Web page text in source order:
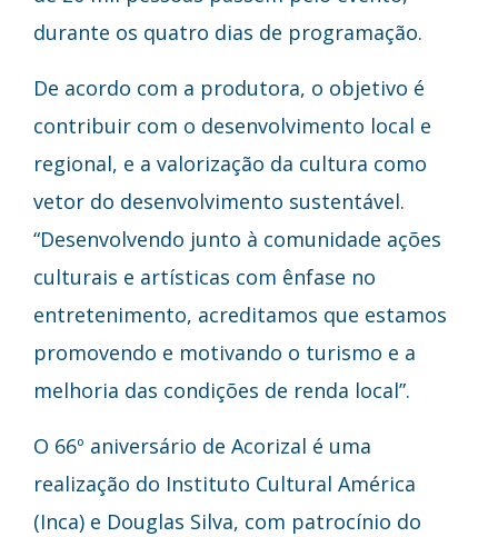
durante os quatro dias de programação.
De acordo com a produtora, o objetivo é
contribuir com o desenvolvimento local e
regional, e a valorização da cultura como
vetor do desenvolvimento sustentável.
“Desenvolvendo junto à comunidade ações
culturais e artísticas com ênfase no
entretenimento, acreditamos que estamos
promovendo e motivando o turismo e a
melhoria das condições de renda local”.
O 66º aniversário de Acorizal é uma
realização do Instituto Cultural América
(Inca) e Douglas Silva, com patrocínio do